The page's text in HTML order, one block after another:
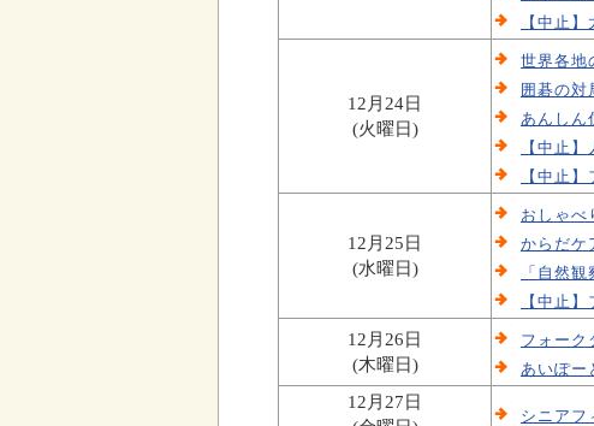
【中止
12月24日
(火曜日)
世界各地
囲碁の対
あんしん
【中止
【中止
12月25日
(水曜日)
おしゃべ
からだケ
「自然
【中止
12月26日
(木曜日)
フォーク
あいぽー
12月27日
シニアフ